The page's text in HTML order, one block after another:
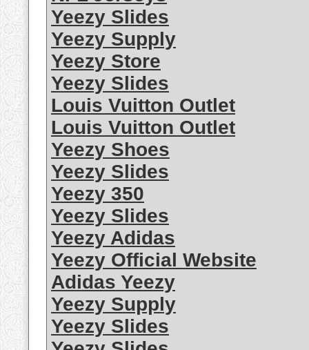
Yeezy Slides
Yeezy Supply
Yeezy Store
Yeezy Slides
Louis Vuitton Outlet
Louis Vuitton Outlet
Yeezy Shoes
Yeezy Slides
Yeezy 350
Yeezy Slides
Yeezy Adidas
Yeezy Official Website
Adidas Yeezy
Yeezy Supply
Yeezy Slides